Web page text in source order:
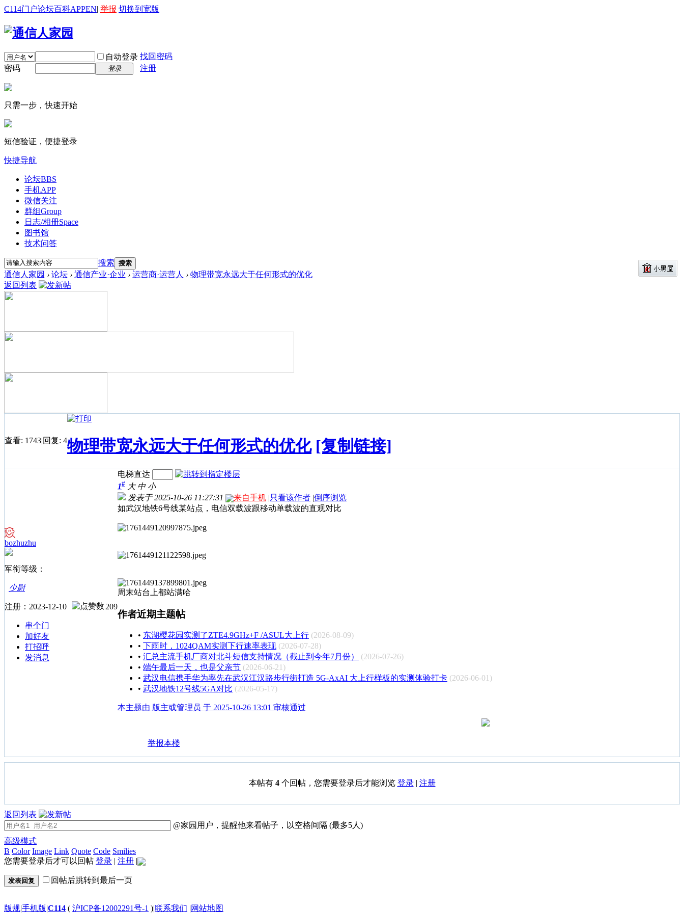
C114门户论坛百科APPEN| 举报 切换到宽版
自动登录 找回密码
密码
登录 注册
只需一步，快速开始
短信验证，便捷登录
快捷导航
论坛BBS
手机APP
微信关注
群组Group
日志/相册Space
图书馆
技术问答
搜索 搜索
通信人家园 › 论坛 › 通信产业·企业 › 运营商·运营人 › 物理带宽永远大于任何形式的优化
返回列表
查看: 1743|回复: 4物理带宽永远大于任何形式的优化 [复制链接]
bozhuzhu
军衔等级：
少尉
注册：2023-12-10 209
串个门
加好友
打招呼
发消息
电梯直达
1# 大 中 小
发表于 2025-10-26 11:27:31
来自手机 |只看该作者 |倒序浏览
如武汉地铁6号线某站点，电信双载波跟移动单载波的直观对比
周末站台上都站满哈
作者近期主题帖
• 东湖樱花园实测了ZTE4.9GHz+F /ASUL大上行 (2026-08-09)
• 下雨时，1024QAM实测下行速率表现 (2026-07-28)
• 汇总主流手机厂商对北斗短信支持情况（截止到今年7月份）
(2026-07-26)
• 端午最后一天，也是父亲节 (2026-06-21)
• 武汉电信携手华为率先在武汉江汉路步行街打造 5G-AxAI 大上行样板的实测体验打卡 (2026-06-01)
• 武汉地铁12号线5GA对比 (2026-05-17)
本主题由 版主或管理员 于 2025-10-26 13:01 审核通过
举报本楼
本帖有 4个回帖，您需要登录后才能浏览 登录| 注册
返回列表
@家园用户，提醒他来看帖子，以空格间隔 (最多5人)
高级模式
B Color Image Link Quote Code Smilies
您需要登录后才可以回帖 登录 | 注册 |
发表回复 回帖后跳转到最后一页
版规|手机版|C114 ( 沪ICP备12002291号-1 )|联系我们 |网站地图